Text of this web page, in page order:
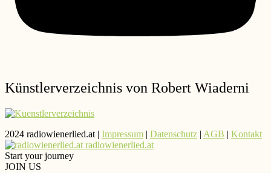
Künstlerverzeichnis von Robert Wiaderni
2024 radiowienerlied.at | Impressum | Datenschutz | AGB | Kontakt
radiowienerlied.at
Start your journey
JOIN US